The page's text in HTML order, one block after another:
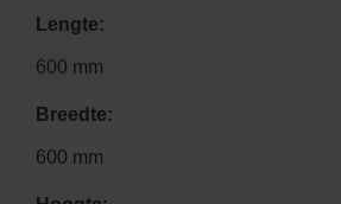
Lengte:
600 mm
Breedte:
600 mm